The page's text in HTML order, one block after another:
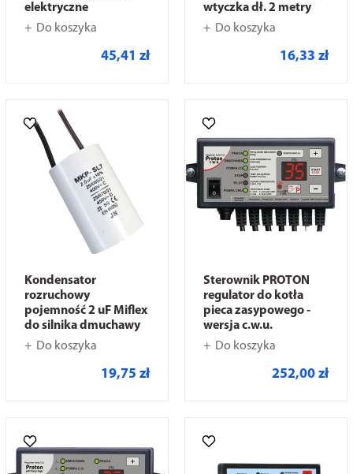
elektryczne
Do koszyka
45,41 zł
wtyczka dł. 2 metry
Do koszyka
16,33 zł
Kondensator
rozruchowy
pojemność 2 uF Miflex
do silnika dmuchawy
Do koszyka
19,75 zł
Sterownik PROTON
regulator do kotła
pieca zasypowego -
wersja c.w.u.
Do koszyka
252,00 zł